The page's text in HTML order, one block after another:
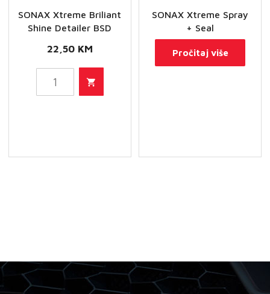
SONAX Xtreme Briliant
Shine Detailer BSD
22,50 KM
SONAX
Xtreme
Detailer
SONAX Xtreme Spray
+ Seal
Pročitaj više